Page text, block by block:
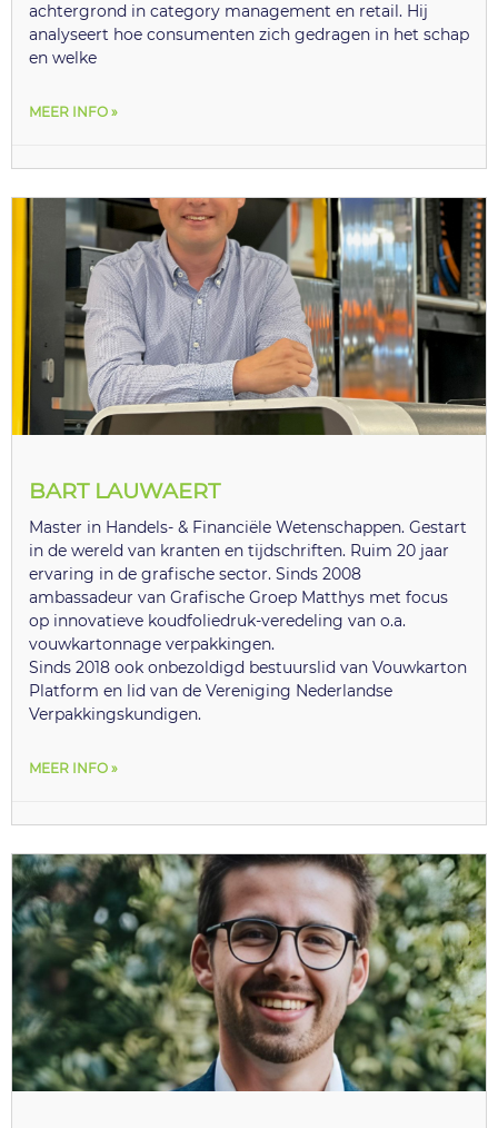
achtergrond in category management en retail. Hij
analyseert hoe consumenten zich gedragen in het schap
en welke
MEER INFO »
BART LAUWAERT
Master in Handels- & Financiële Wetenschappen. Gestart
in de wereld van kranten en tijdschriften. Ruim 20 jaar
ervaring in de grafische sector. Sinds 2008
ambassadeur van Grafische Groep Matthys met focus
op innovatieve koudfoliedruk-veredeling van o.a.
vouwkartonnage verpakkingen.
Sinds 2018 ook onbezoldigd bestuurslid van Vouwkarton
Platform en lid van de Vereniging Nederlandse
Verpakkingskundigen.
MEER INFO »